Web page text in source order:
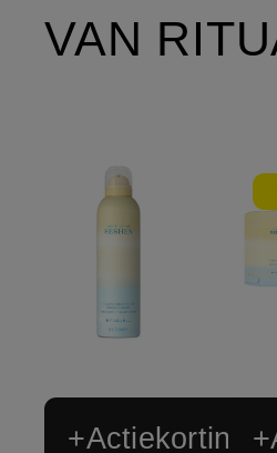
VAN
+Actiekorting